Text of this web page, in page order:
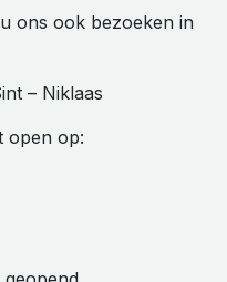
ons ook bezoeken in
– Niklaas
open op: